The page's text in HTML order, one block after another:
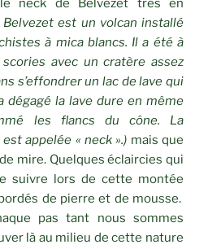
le neck de Belvezet très en
est un volcan installé
à mica blancs. Il a été à
scories avec un cratère assez
s’effondrer un lac de lave qui
dégagé la lave dure en même
les flancs du cône. La
appelée « neck ».) mais que
mire. Quelques éclaircies qui
suivre lors de cette montée
de pierre et de mousse.
pas tant nous sommes
là au milieu de cette nature